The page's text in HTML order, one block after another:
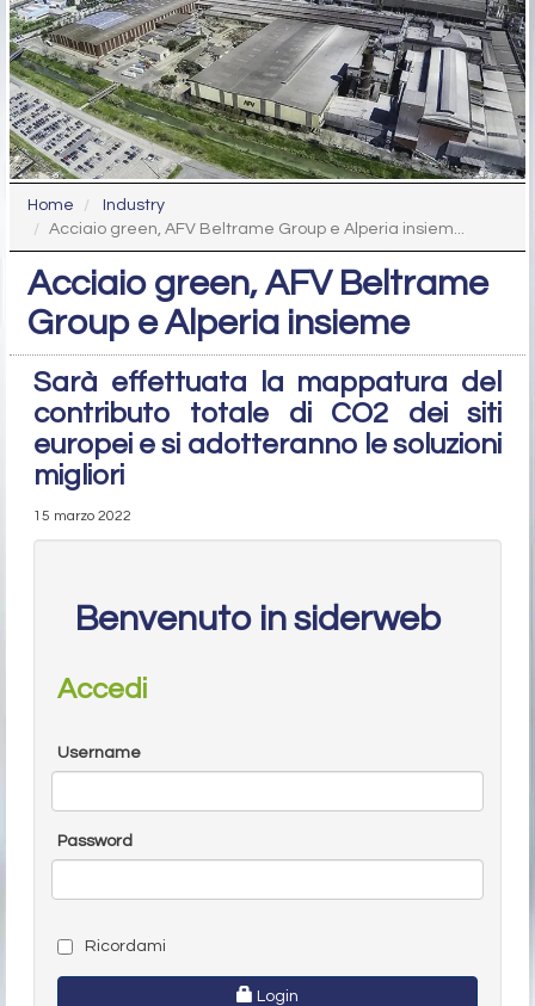
Home
Industry
Acciaio green, AFV Beltrame Group e Alperia insiem...
Acciaio green, AFV Beltrame
Group e Alperia insieme
Sarà effettuata la mappatura del
contributo totale di CO2 dei siti
europei e si adotteranno le soluzioni
migliori
15 marzo 2022
Benvenuto in siderweb
Accedi
Username
Password
Ricordami
Login